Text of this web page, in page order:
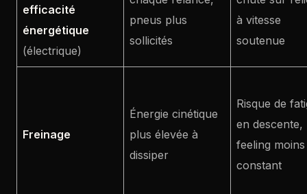
efficacité
énergétique
(électrique)
pneus plus
sollicités
à vitesse
soutenue
Freinage
Énergie cinétique
plus élevée à
dissiper
Risque de
en descente,
feeling moins
constant